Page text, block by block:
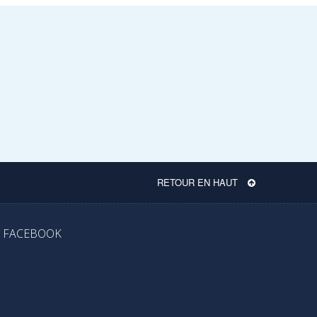
RETOUR EN HAUT
FACEBOOK